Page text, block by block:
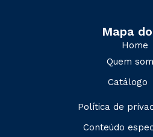
Mapa
Home
Quem
Catálogo
Política de
Conteúdo